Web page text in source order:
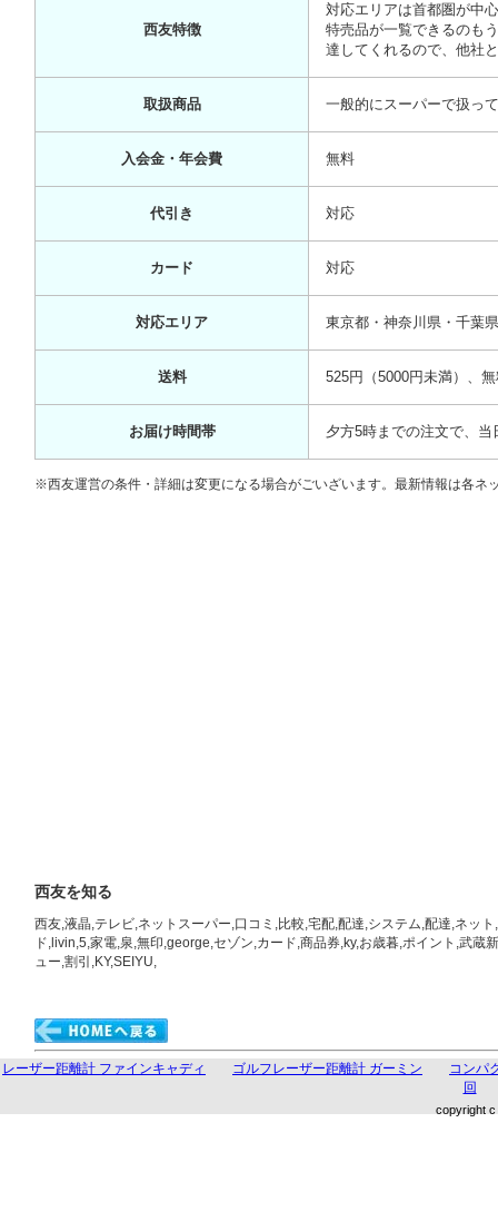
西友特徴
対応エリアは首都圏が中
特売品が一覧できるのも
達してくれるので、他社
取扱商品 一般的にスーパーで扱っ
入会金・年会費 無料
代引き 対応
カード 対応
対応エリア 東京都・神奈川県・千葉
送料 525円（5000円未満）、
お届け時間帯 夕方5時までの注文で、
※西友運営の条件・詳細は変更になる場合がごいざいます。最新情報は各ネ
西友を知る
西友,液晶,テレビ,ネットスーパー,口コミ,比較,宅配,配達,システム,配達,ネッ
ド,livin,5,家電,泉,無印,george,セゾン,カード,商品券,ky,お歳暮,ポイント,武蔵
ュー,割引,KY,SEIYU,
レーザー距離計 ファインキャディ ゴルフレーザー距離計 ガーミン
コンパ
回
copyright c